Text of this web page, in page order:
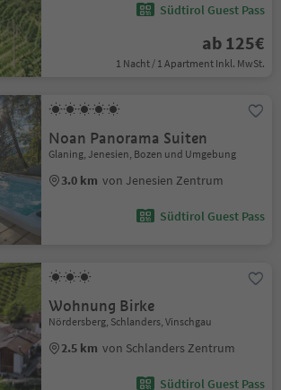
Südtirol Guest Pass
ab 125€
1 Nacht / 1 Apartment Inkl. MwSt.
Noan Panorama Suiten
Glaning, Jenesien, Bozen und Umgebung
3.0 km von Jenesien Zentrum
Südtirol Guest Pass
Wohnung Birke
Nördersberg, Schlanders, Vinschgau
2.5 km von Schlanders Zentrum
Südtirol Guest Pass